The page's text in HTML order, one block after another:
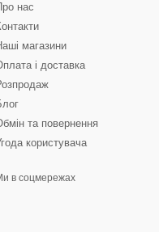
нас
магазини
і доставка
та повернення
користувача
в соцмережах